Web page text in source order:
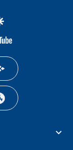
google
youtube-